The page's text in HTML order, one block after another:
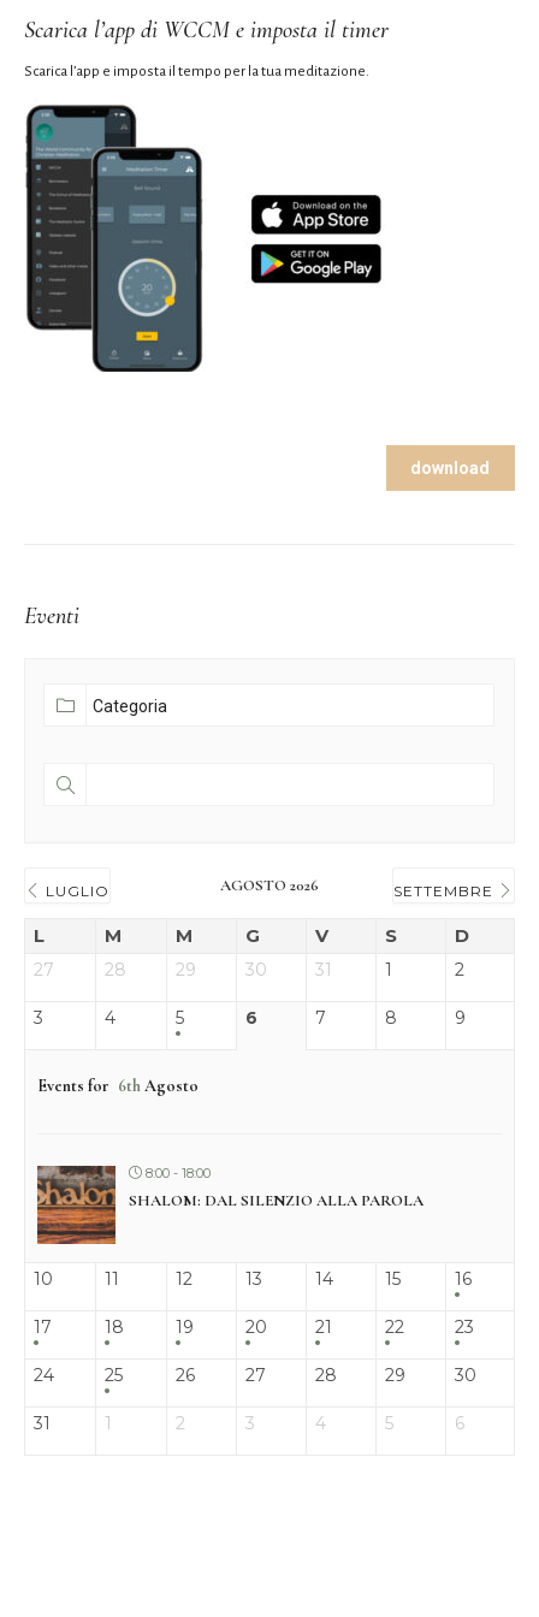
Scarica l’app di WCCM e imposta il timer
Scarica l’app e imposta il tempo per la tua meditazione.
download
Eventi
LUGLIO AGOSTO 2026 SETTEMBRE
L M M G V S D
27 28 29 30 31 1 2
3 4 5 6 7 8 9
Events for 6thAgosto
8:00 - 18:00
SHALOM: DAL SILENZIO ALLA PAROLA
10 11 12 13 14 15 16
17 18 19 20 21 22 23
24 25 26 27 28 29 30
31 1 2 3 4 5 6